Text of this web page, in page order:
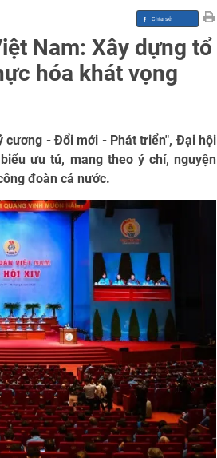
Nam: Xây dựng tổ
hóa khát vọng
cương - Đổi mới - Phát triển", Đại hội
ưu tú, mang theo ý chí, nguyện
đoàn cả nước.